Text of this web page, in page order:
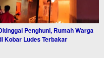
Penghuni, Rumah Warga
Kobar Ludes Terbakar